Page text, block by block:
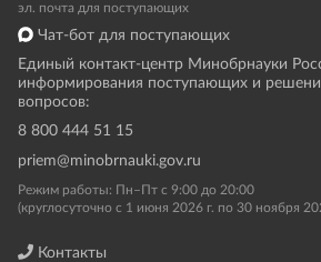
эл. почта для поступающих
Чат-бот для поступающих
Единый контакт-центр Минобрнауки
информирования поступающих и
вопросов:
8 800 444 51 15
priem@minobrnauki.gov.ru
Режим работы: Пн–Пт с 9:00 до 20:00
(круглосуточно с 1 июня 2026 г. по 30 ноября
Контакты